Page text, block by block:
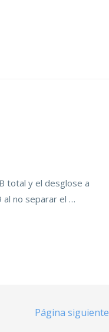
total y el desglose a
al no separar el …
Página siguiente